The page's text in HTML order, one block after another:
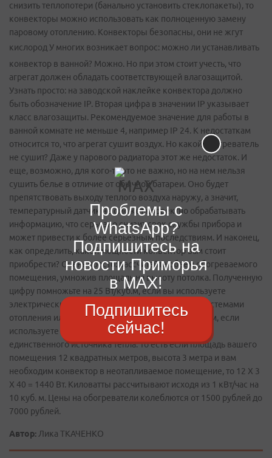
снизить теплопотери (банально установить стеклопакеты), то
конвекторы можно использовать как полноценную замену
паровому отоплению. Конвекторы безопасны, они не жгут
кислород У многих возникает вопрос: можно ли устанавливать
конвектор в ванной? Можно. Но при этом стоит учесть, что
агрегат должен обладать соответствующей влагозащитой.
Узнать просто: на заводской наклейке конвектора должно
быть обозначение IP. Вторая цифра в значении IP указывает
класс влагозащиты. Рекомендуемое значение для работы в
ванной комнате не меньше 4, например IP 24. К недостаткам
относится то, что агрегат сушит воздух. Но какой обогреватель
не сушит? Даже у парового радиатора этот же недостаток. И
еще, возможно, для кого-то это не важно, но на нем нельзя
сушить белье в отличие от обычной батареи. Оно будет
препятствовать выходу теплого воздуха наружу, а значит,
температурный датчик не сможет корректно обрабатывать
информацию, что серьезно снизит срок службы прибора и
может привести к более серьезным последствиям. И наконец,
как определить, какой мощности конвектор вам стоит
приобрести? Очень просто: рассчитайте объем обогреваемого
помещения, умножив площадь на высоту потолка. Полученную
цифру помножьте на 25 Вт/куб.м, если вы используете
электрический конвектор совместно с другими системами
отопления или в период межсезонья; на 40 Вт/куб.м, если
используете электрический конвектор в качестве
единственного источника тепла. То есть если площадь вашего
помещения 12 квадратных метров, высота 3 метра и вам
необходим конвектор в неотапливаемое помещение, то 12 X 3
X 40 = 1440 Вт. Киловатты рассчитывают исходя из 1 кВт/час на
10 куб. м. Цены на обогреватели колеблются от 1500 рублей до
7000 рублей.
Автор: Лика ТКАЧЕНКО
Проблемы с
WhatsApp?
Подпишитесь на
новости Приморья
в MAX!
Подпишитесь
сейчас!